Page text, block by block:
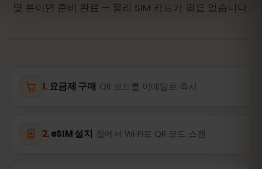
몇 분이면 준비 완료 — 물리 SIM 카드가 필요 없습니다.
요금제 구매 QR 코드를 이메일로 즉시
eSIM 설치 집에서 Wi‑Fi로 QR 코드 스캔